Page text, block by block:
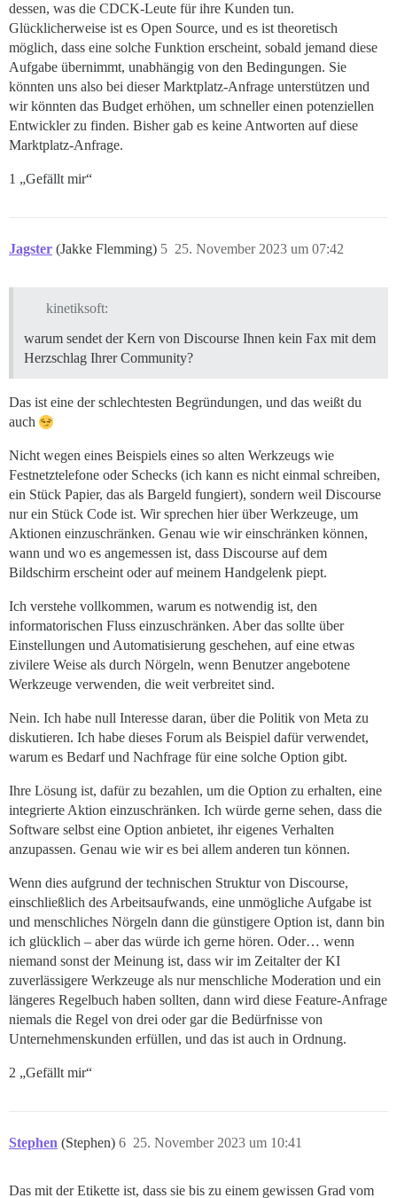
dessen, was die CDCK-Leute für ihre Kunden tun.
Glücklicherweise ist es Open Source, und es ist theoretisch
möglich, dass eine solche Funktion erscheint, sobald jemand diese
Aufgabe übernimmt, unabhängig von den Bedingungen. Sie
könnten uns also bei dieser Marktplatz-Anfrage unterstützen und
wir könnten das Budget erhöhen, um schneller einen potenziellen
Entwickler zu finden. Bisher gab es keine Antworten auf diese
Marktplatz-Anfrage.
1 „Gefällt mir“
Jagster (Jakke Flemming) 25. November 2023 um 07:42
5
kinetiksoft:
warum sendet der Kern von Discourse Ihnen kein Fax mit dem
Herzschlag Ihrer Community?
Das ist eine der schlechtesten Begründungen, und das weißt du
auch
Nicht wegen eines Beispiels eines so alten Werkzeugs wie
Festnetztelefone oder Schecks (ich kann es nicht einmal schreiben,
ein Stück Papier, das als Bargeld fungiert), sondern weil Discourse
nur ein Stück Code ist. Wir sprechen hier über Werkzeuge, um
Aktionen einzuschränken. Genau wie wir einschränken können,
wann und wo es angemessen ist, dass Discourse auf dem
Bildschirm erscheint oder auf meinem Handgelenk piept.
Ich verstehe vollkommen, warum es notwendig ist, den
informatorischen Fluss einzuschränken. Aber das sollte über
Einstellungen und Automatisierung geschehen, auf eine etwas
zivilere Weise als durch Nörgeln, wenn Benutzer angebotene
Werkzeuge verwenden, die weit verbreitet sind.
Nein. Ich habe null Interesse daran, über die Politik von Meta zu
diskutieren. Ich habe dieses Forum als Beispiel dafür verwendet,
warum es Bedarf und Nachfrage für eine solche Option gibt.
Ihre Lösung ist, dafür zu bezahlen, um die Option zu erhalten, eine
integrierte Aktion einzuschränken. Ich würde gerne sehen, dass die
Software selbst eine Option anbietet, ihr eigenes Verhalten
anzupassen. Genau wie wir es bei allem anderen tun können.
Wenn dies aufgrund der technischen Struktur von Discourse,
einschließlich des Arbeitsaufwands, eine unmögliche Aufgabe ist
und menschliches Nörgeln dann die günstigere Option ist, dann bin
ich glücklich – aber das würde ich gerne hören. Oder… wenn
niemand sonst der Meinung ist, dass wir im Zeitalter der KI
zuverlässigere Werkzeuge als nur menschliche Moderation und ein
längeres Regelbuch haben sollten, dann wird diese Feature-Anfrage
niemals die Regel von drei oder gar die Bedürfnisse von
Unternehmenskunden erfüllen, und das ist auch in Ordnung.
2 „Gefällt mir“
Stephen (Stephen) 25. November 2023 um 10:41
6
Das mit der Etikette ist, dass sie bis zu einem gewissen Grad vom